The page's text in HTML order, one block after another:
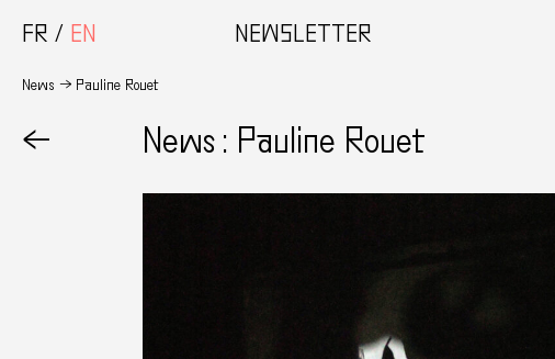
FR
EN NEWSLETTER
News Pauline Rouet
← News : Pauline Rouet